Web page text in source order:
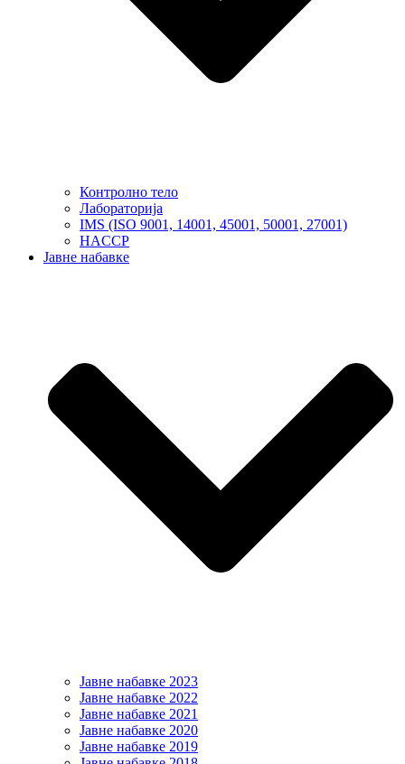
Контролно тело
Лабораторија
IMS (ISO 9001, 14001, 45001, 50001, 27001)
HACCP
Јавне набавке
Јавне набавке 2023
Јавне набавке 2022
Јавне набавке 2021
Јавне набавке 2020
Јавне набавке 2019